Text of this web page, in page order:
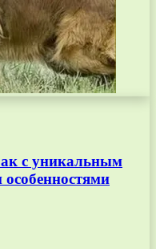
с уникальным